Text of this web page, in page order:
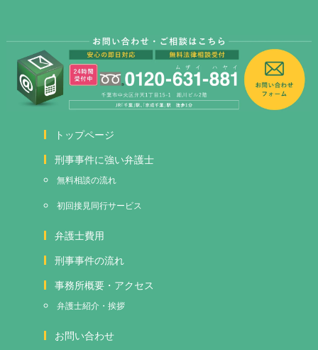
トップページ
刑事事件に強い弁護士
無料相談の流れ
初回接見 同行サービス
弁護士費用
刑事事件の流れ
事務所概要・アクセス
弁護士紹介・挨拶
お問い合わせ